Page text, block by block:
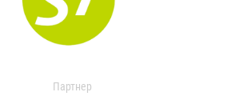
Партнер